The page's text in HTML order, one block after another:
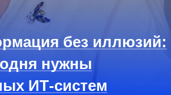
без иллюзий:
нужны
ИТ-систем